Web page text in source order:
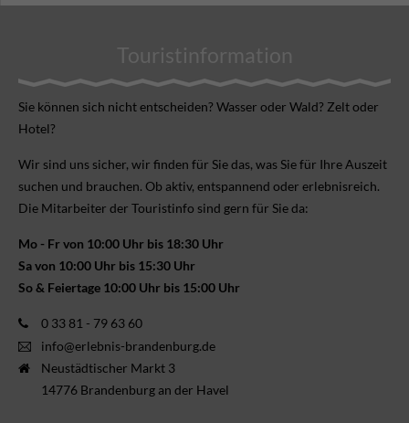
Touristinformation
Sie können sich nicht ent­scheiden? Wasser oder Wald? Zelt oder
Hotel?
Wir sind uns sicher, wir finden für Sie das, was Sie für Ihre Aus­zeit
suchen und brauchen. Ob aktiv, ent­spannend oder erlebnis­reich.
Die Mitarbeiter der Touristinfo sind gern für Sie da:
Mo - Fr von 10:00 Uhr bis 18:30 Uhr
Sa von 10:00 Uhr bis 15:30 Uhr
So & Feiertage 10:00 Uhr bis 15:00 Uhr
0 33 81 - 79 63 60
info@erlebnis-brandenburg.de
Neustädtischer Markt 3
14776 Brandenburg an der Havel